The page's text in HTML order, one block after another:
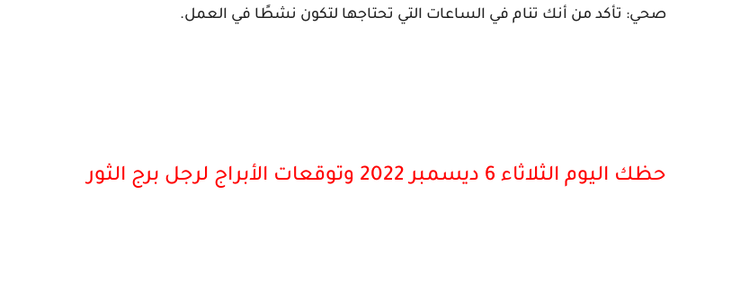
صحي: تأكد من أنك تنام في الساعات التي تحتاجها لتكون نشطًا في العمل.
حظك اليوم الثلاثاء 6 ديسمبر 2022 وتوقعات الأبراج لرجل برج الثور